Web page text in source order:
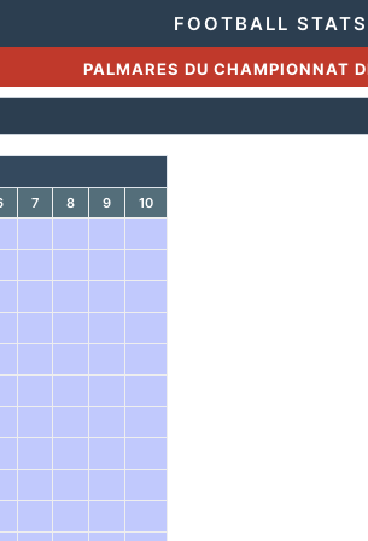
FOOTBALL STATS
PALMARES DU CHAMPIONNAT
7 8 9 10